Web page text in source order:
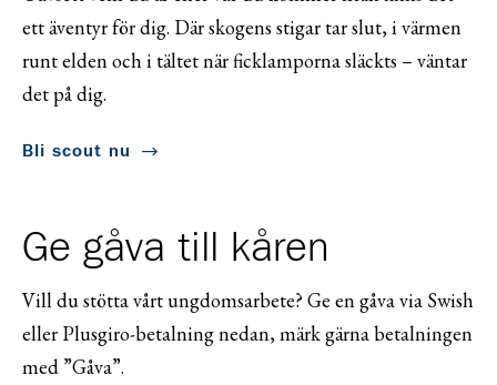
ett äventyr för dig. Där skogens stigar tar slut, i värmen
runt elden och i tältet när ficklamporna släckts – väntar
det på dig.
Bli scout nu
Ge gåva till kåren
Vill du stötta vårt ungdomsarbete? Ge en gåva via Swish
eller Plusgiro-betalning nedan, märk gärna betalningen
med ”Gåva”.